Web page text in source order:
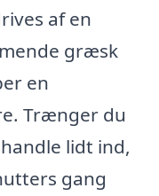
af en
græsk
en
Trænger du
lidt ind,
gang